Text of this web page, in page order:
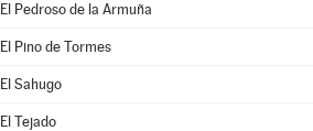
El Pedroso de la Armuña
El Pino de Tormes
El Sahugo
El Tejado